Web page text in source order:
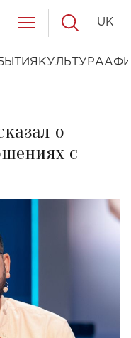
КУЛЬТУРА
UK
о
с